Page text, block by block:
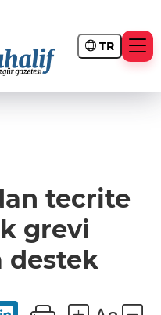
TR
tecrite
grevi
destek